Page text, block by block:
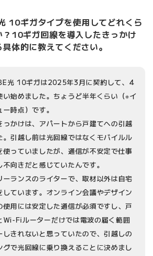
10ギガタイプを使用してどれくら
？10ギガ回線を導入したきっかけ
体的に教えてください。
光 10ギガは2025年3月に契約して、4
い始めました。ちょうど半年くらい（※イ
時点）です。
っかけは、アパートから戸建てへの引越
。引越し前は光回線ではなくモバイルル
使っていましたが、通信が不安定で仕事
不向きだと感じていたんです。
ーランスのライターで、取材以外は自宅
しています。オンライン会議やデザイン
使用には安定した通信が必須ですし、戸
Wi-Fiルーターだけでは電波の届く範囲
しきれないと思っていたので、引越しの
グで光回線に乗り換えることに決めまし